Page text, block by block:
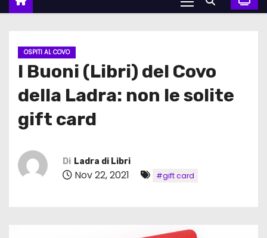
OSPITI AL COVO
I Buoni (Libri) del Covo
della Ladra: non le solite
gift card
Di Ladra di Libri
Nov 22, 2021 #gift card